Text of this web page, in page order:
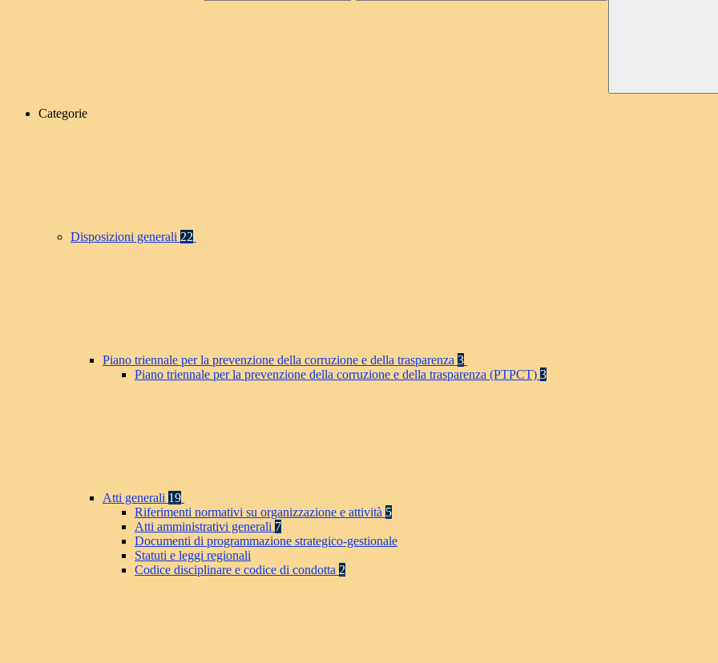
Categorie
Disposizioni generali 22
Piano triennale per la prevenzione della corruzione e della trasparenza 3
Piano triennale per la prevenzione della corruzione e della trasparenza (PTPCT) 3
Atti generali 19
Riferimenti normativi su organizzazione e attività 5
Atti amministrativi generali 7
Documenti di programmazione strategico-gestionale
Statuti e leggi regionali
Codice disciplinare e codice di condotta 2